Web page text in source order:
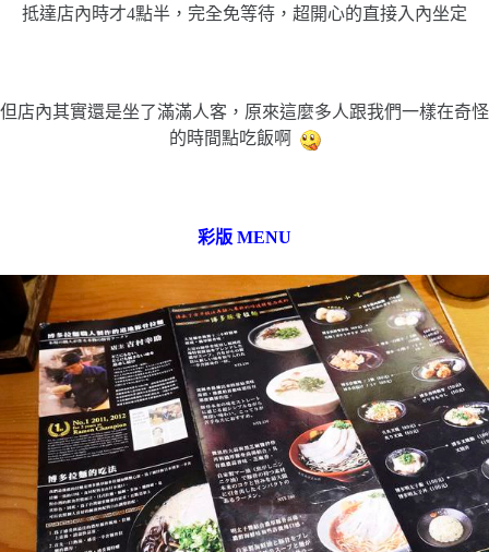
抵達店內時才4點半，完全免等待，超開心的直接入內坐定
但店內其實還是坐了滿滿人客，原來這麼多人跟我們一樣在奇怪
的時間點吃飯啊
彩版 MENU